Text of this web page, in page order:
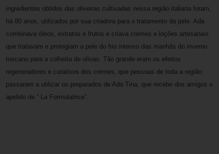
ingredientes obtidos das oliveiras cultivadas nessa região italiana foram,
há 80 anos, utilizados por sua criadora para o tratamento da pele. Ada
combinava óleos, extratos e frutos e criava cremes e loções artesanais
que tratavam e protegiam a pele do frio intenso das manhãs do inverno
toscano para a colheita de olivas. Tão grande eram os efeitos
regeneradores e curativos dos cremes, que pessoas de toda a região
passaram a utilizar os preparados de Ada Tina, que recebe dos amigos o
apelido de ” La Formulatrice”.